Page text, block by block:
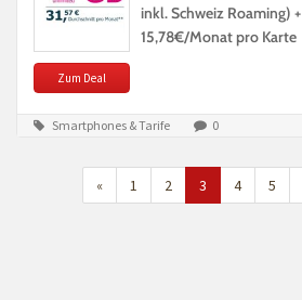
Zum Deal
inkl. Schweiz Roaming)
15,78€/Monat pro Karte
Smartphones & Tarife 0
« 1 2 3 4 5